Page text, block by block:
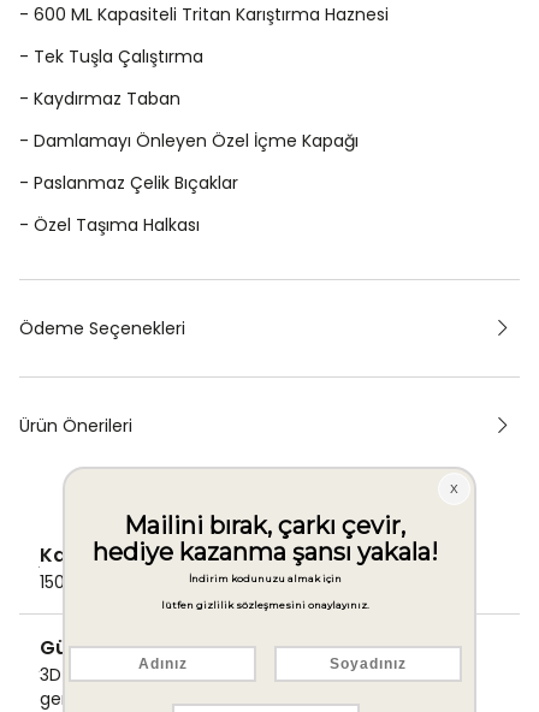
- 600 ML Kapasiteli Tritan Karıştırma Haznesi
- Tek Tuşla Çalıştırma
- Kaydırmaz Taban
- Damlamayı Önleyen Özel İçme Kapağı
- Paslanmaz Çelik Bıçaklar
- Özel Taşıma Halkası
Ödeme Seçenekleri
Ürün Önerileri
Kargo Ücretsiz
1500 TL ve üzeri alışverişlerde Kargo bedava!
Güvenli Ödeme
3D Secure ile güvenli ödemenizi
gerçekleştirin.